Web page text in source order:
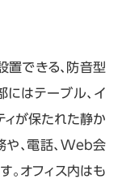
置できる、防音型
にはテーブル、イ
ィが保たれた静か
、電話、Web会
。オフィス内はも